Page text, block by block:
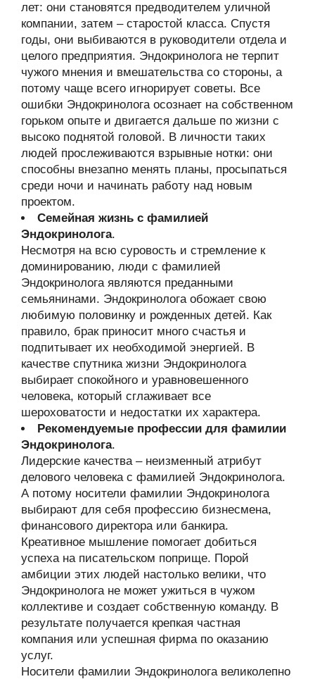
лет: они становятся предводителем уличной
компании, затем – старостой класса. Спустя
годы, они выбиваются в руководители отдела и
целого предприятия. Эндокринолога не терпит
чужого мнения и вмешательства со стороны, а
потому чаще всего игнорирует советы. Все
ошибки Эндокринолога осознает на собственном
горьком опыте и двигается дальше по жизни с
высоко поднятой головой. В личности таких
людей прослеживаются взрывные нотки: они
способны внезапно менять планы, просыпаться
среди ночи и начинать работу над новым
проектом.
Семейная жизнь с фамилией
Эндокринолога.
Несмотря на всю суровость и стремление к
доминированию, люди с фамилией
Эндокринолога являются преданными
семьянинами. Эндокринолога обожает свою
любимую половинку и рожденных детей. Как
правило, брак приносит много счастья и
подпитывает их необходимой энергией. В
качестве спутника жизни Эндокринолога
выбирает спокойного и уравновешенного
человека, который сглаживает все
шероховатости и недостатки их характера.
Рекомендуемые профессии для фамилии
Эндокринолога.
Лидерские качества – неизменный атрибут
делового человека с фамилией Эндокринолога.
А потому носители фамилии Эндокринолога
выбирают для себя профессию бизнесмена,
финансового директора или банкира.
Креативное мышление помогает добиться
успеха на писательском поприще. Порой
амбиции этих людей настолько велики, что
Эндокринолога не может ужиться в чужом
коллективе и создает собственную команду. В
результате получается крепкая частная
компания или успешная фирма по оказанию
услуг.
Носители фамилии Эндокринолога великолепно